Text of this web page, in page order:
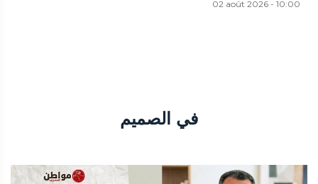
02 août 2026 - 10:00
في الصميم